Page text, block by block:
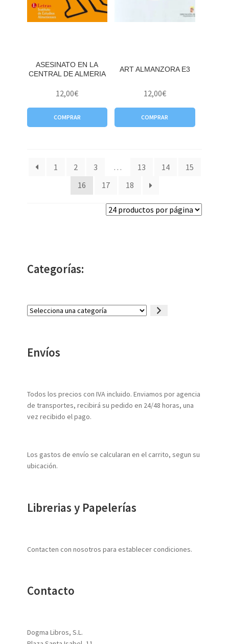
ASESINATO EN LA
CENTRAL DE ALMERIA
12,00€
COMPRAR
ART ALMANZORA E3
12,00€
COMPRAR
1 2 3 … 13 14
15
16
17 18
Categorías:
Selecciona
Envíos
Todos los precios con IVA incluido. Enviamos por agencia
de transportes, recibirá su pedido en 24/48 horas, una
vez recibido el pago.
Los gastos de envío se calcularan en el carrito, segun su
ubicación.
Librerias y Papelerías
Contacten con nosotros para establecer condiciones.
Contacto
Dogma Libros, S.L.